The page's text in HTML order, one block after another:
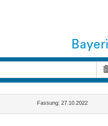
Fassung: 27.10.2022